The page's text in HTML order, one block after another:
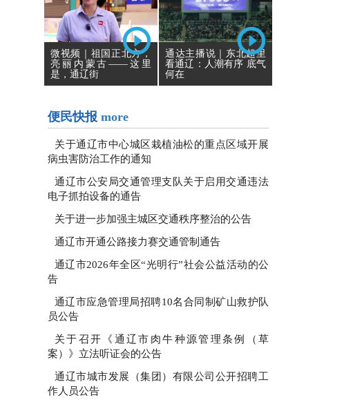
微视频｜祖国正北方，
亮丽内蒙古——这里
是，通辽街
通达主播说｜东北超里
看通辽：人潮有序 底气
何在
便民快报 more
关于通辽市中心城区栽植油松的重点区域开展
病虫害防治工作的通知
通辽市公安局交通管理支队关于启用交通违法
电子抓拍设备的通告
关于进一步加强主城区交通秩序整治的公告
通辽市开通公路接力赛交通管制通告
通辽市2026年全区“光明行”社会公益活动的公
告
通辽市应急管理局招聘10名合同制矿山救护队
员公告
关于召开《通辽市肉牛种源管理条例（草
案）》立法听证会的公告
通辽市城市发展（集团）有限公司公开招聘工
作人员公告